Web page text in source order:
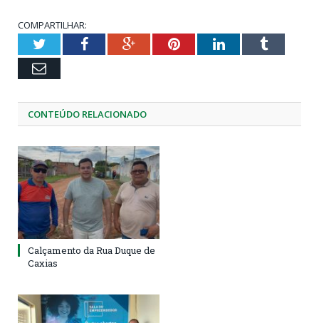
COMPARTILHAR:
TwitterFacebookGoogle+PinterestLinkedInTumblr
Email
CONTEÚDO RELACIONADO
Calçamento da Rua Duque de
Caxias